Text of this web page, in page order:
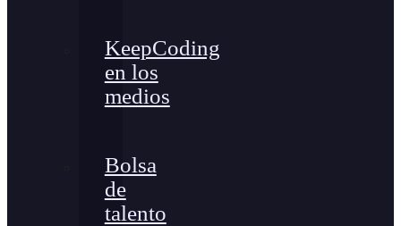
KeepCoding
en los
medios
Bolsa
de
talento